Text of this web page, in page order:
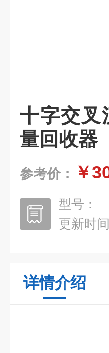
十字交叉
量回收器
参考价： ￥
型号：
更新时间
详情介绍